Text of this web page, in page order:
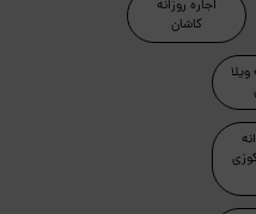
اجاره روزانه
کاشان
ویلا